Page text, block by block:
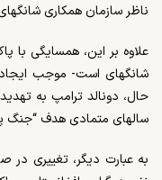
ناظر سازمان همکاری
علاوه بر این، همسایگی با
شانگهای است- موجب
حال، دونالد ترامپ به
سالهای متمادی هدف “جنگ
به عبارت دیگر، تغییری